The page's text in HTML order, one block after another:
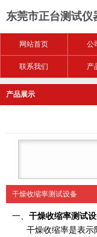
东莞市正台测试仪
网站首页 公
联系我们 产
产品展示
干燥收缩率测试设备
一、 干燥收缩率测试
干燥收缩率是表示